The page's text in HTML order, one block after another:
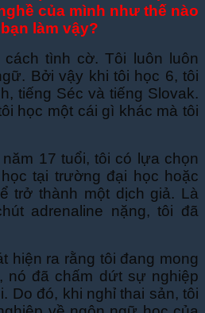
của mình như thế nào
làm vậy?
tình cờ. Tôi luôn luôn
Bởi vậy khi tôi học 6, tôi
tiếng Séc và tiếng Slovak.
học một cái gì khác mà tôi
17 tuổi, tôi có lựa chọn
tại trường đại học hoặc
trở thành một dịch giả. Là
adrenaline nặng, tôi đã
hiện ra rằng tôi đang mong
nó đã chấm dứt sự nghiệp
Do đó, khi nghỉ thai sản, tôi